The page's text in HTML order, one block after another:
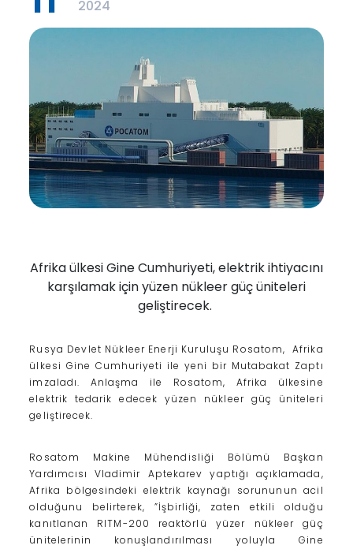
2024
Afrika ülkesi Gine Cumhuriyeti, elektrik ihtiyacını
karşılamak için yüzen nükleer güç üniteleri
geliştirecek.
Rusya Devlet Nükleer Enerji Kuruluşu Rosatom, Afrika
ülkesi Gine Cumhuriyeti ile yeni bir Mutabakat Zaptı
imzaladı. Anlaşma ile Rosatom, Afrika ülkesine
elektrik tedarik edecek yüzen nükleer güç üniteleri
geliştirecek.
Rosatom Makine Mühendisliği Bölümü Başkan
Yardımcısı Vladimir Aptekarev yaptığı açıklamada,
Afrika bölgesindeki elektrik kaynağı sorununun acil
olduğunu belirterek, ”İşbirliği, zaten etkili olduğu
kanıtlanan RITM-200 reaktörlü yüzer nükleer güç
ünitelerinin konuşlandırılması yoluyla Gine